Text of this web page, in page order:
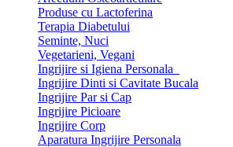
Produse cu Lactoferina
Terapia Diabetului
Seminte, Nuci
Vegetarieni, Vegani
Ingrijire si Igiena Personala
Ingrijire Dinti si Cavitate Bucala
Ingrijire Par si Cap
Ingrijire Picioare
Ingrijire Corp
Aparatura Ingrijire Personala